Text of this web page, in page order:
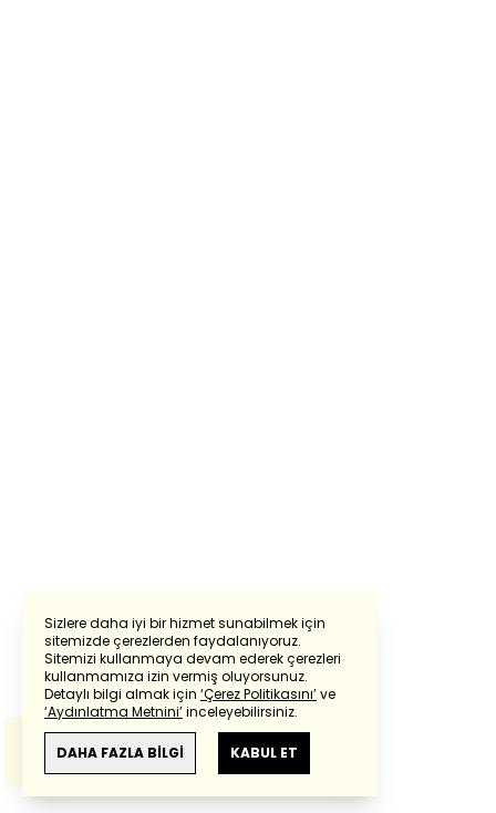
Sizlere daha iyi bir hizmet sunabilmek için
sitemizde çerezlerden faydalanıyoruz.
Sitemizi kullanmaya devam ederek çerezleri
kullanmamıza izin vermiş oluyorsunuz.
Detaylı bilgi almak için ‘Çerez Politikasını’ve
‘Aydınlatma Metnini’inceleyebilirsiniz.
DAHA FAZLA BİLGİ KABUL ET
Powered by Translate
Bu çevirideGoogle Transletekullanılmıştır.
Anlam ve çeviri hatalarından
haberturk.com
sorumlu değildir.